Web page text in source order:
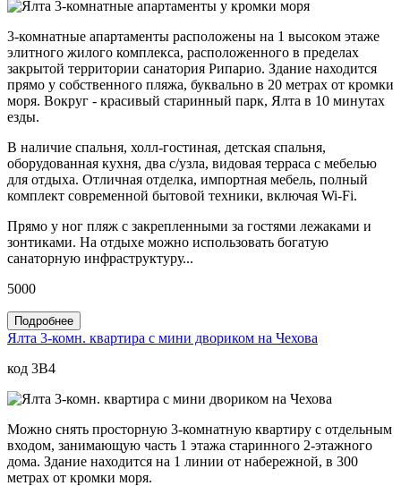
3-комнатные апартаменты расположены на 1 высоком этаже
элитного жилого комплекса, расположенного в пределах
закрытой территории санатория Рипарио. Здание находится
прямо у собственного пляжа, буквально в 20 метрах от кромки
моря. Вокруг - красивый старинный парк, Ялта в 10 минутах
езды.
В наличие спальня, холл-гостиная, детская спальня,
оборудованная кухня, два с/узла, видовая терраса с мебелью
для отдыха. Отличная отделка, импортная мебель, полный
комплект современной бытовой техники, включая Wi-Fi.
Прямо у ног пляж с закрепленными за гостями лежаками и
зонтиками. На отдыхе можно использовать богатую
санаторную инфраструктуру...
5000
Подробнее
Ялта 3-комн. квартира с мини двориком на Чехова
код 3B4
Можно снять просторную 3-комнатную квартиру с отдельным
входом, занимающую часть 1 этажа старинного 2-этажного
дома. Здание находится на 1 линии от набережной, в 300
метрах от кромки моря.